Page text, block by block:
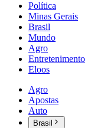
Política
Minas Gerais
Brasil
Mundo
Agro
Entretenimento
Eloos
Agro
Apostas
Auto
Brasil